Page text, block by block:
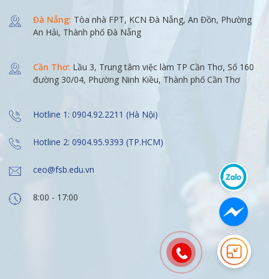
Đà Nẵng: Tòa nhà FPT, KCN Đà Nẵng, An Đồn, Phường
An Hải, Thành phố Đà Nẵng
Cần Thơ: Lầu 3, Trung tâm việc làm TP Cần Thơ, Số 160
đường 30/04, Phường Ninh Kiều, Thành phố Cần Thơ
Hotline 1: 0904.92.2211 (Hà Nội)
Hotline 2: 0904.95.9393 (TP.HCM)
ceo@fsb.edu.vn
8:00 - 17:00